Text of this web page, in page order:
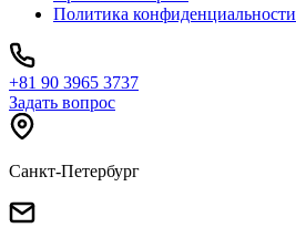
Политика конфиденциальности
+81 90 3965 3737
Задать вопрос
Санкт-Петербург